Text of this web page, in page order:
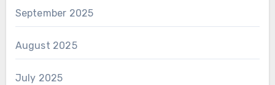
September 2025
August 2025
July 2025